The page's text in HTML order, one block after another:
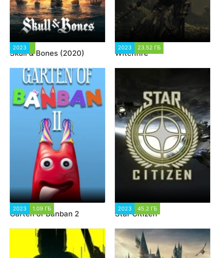
2023
Skull & Bones (2020)
2023 23.52 ГБ
Witchfire
2023 1.09 ГБ
Garten of Banban 2
2023 45.2 ГБ
Star Citizen